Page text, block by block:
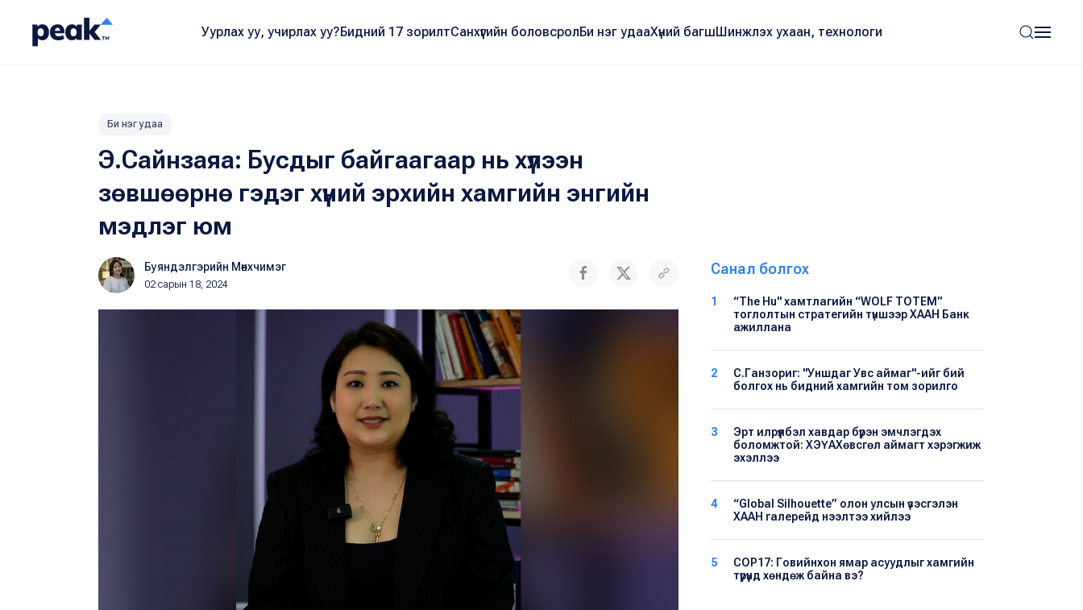
Уурлах уу, учирлах уу?Бидний 17 зорилтСанхүүгийн боловсролБи нэг удааХүний багшШинжлэх ухаан, технологи
Би нэг удаа
Э.Сайнзаяа: Бусдыг байгаагаар нь хүлээн
зөвшөөрнө гэдэг хүний эрхийн хамгийн энгийн
мэдлэг юм
Буяндэлгэрийн Мөнхчимэг
02 сарын 18, 2024
Санал болгох
1
“The Hu" хамтлагийн “WOLF TOTEM”
тоглолтын стратегийн түншээр ХААН Банк
ажиллана
2
С.Ганзориг: "Уншдаг Увс аймаг"-ийг бий
болгох нь бидний хамгийн том зорилго
3
Эрт илрүүлбэл хавдар бүрэн эмчлэгдэх
боломжтой: ХЭҮА​Хөвсгөл аймагт хэрэгжиж
эхэллээ
4
“Global Silhouette” олон улсын үзэсгэлэн
ХААН галерейд нээлтээ хийлээ
5
COP17: Говийнхон ямар асуудлыг хамгийн
түрүүнд хөндөж байна вэ?